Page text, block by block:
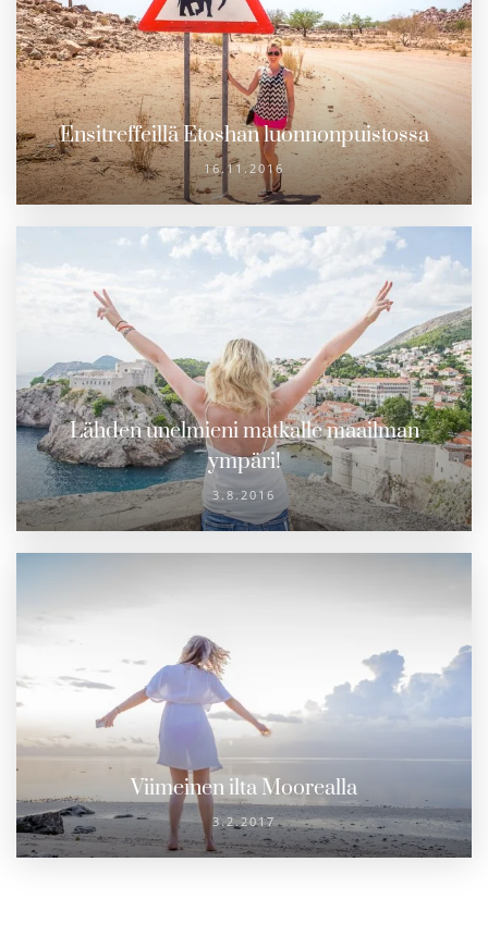
Ensitreffeillä Etoshan luonnonpuistossa
16.11.2016
Lähden unelmieni matkalle maailman
ympäri!
3.8.2016
Viimeinen ilta Moorealla
3.2.2017